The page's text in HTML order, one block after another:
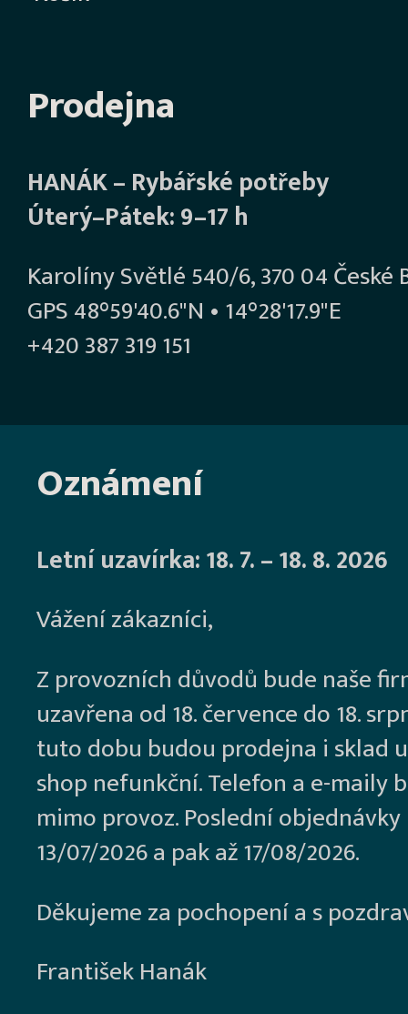
Prodejna
HANÁK – Rybářské potřeby
Úterý–Pátek: 9–17 h
Karolíny Světlé 540/6, 370 04 České
GPS 48°59'40.6"N • 14°28'17.9"E
+420 387 319 151
Oznámení
Letní uzavírka: 18. 7. – 18. 8. 2026
Vážení zákazníci,
Z provozních důvodů bude naše
uzavřena od 18. července do 18.
tuto dobu budou prodejna i sklad
shop nefunkční. Telefon a e-maily
mimo provoz. Poslední
13/07/2026 a pak až 17/08/2026.
Děkujeme za pochopení a s
František Hanák